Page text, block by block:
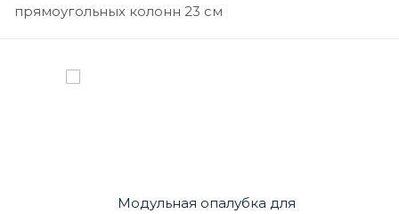
прямоугольных колонн 23 см